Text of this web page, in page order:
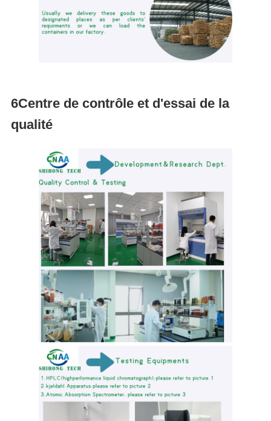
6Centre de contrôle et d'essai de la
qualité